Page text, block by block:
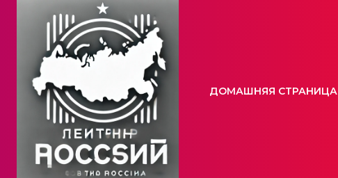
ДОМАШНЯЯ СТРАНИЦА